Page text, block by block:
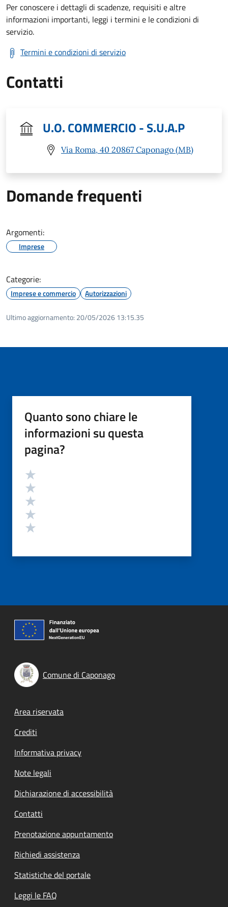
Per conoscere i dettagli di scadenze, requisiti e altre
informazioni importanti, leggi i termini e le condizioni di
servizio.
Termini e condizioni di servizio
Contatti
U.O. COMMERCIO - S.U.A.P
Via Roma, 40 20867 Caponago (MB)
Domande frequenti
Argomenti:
Imprese
Categorie:
Imprese e commercio Autorizzazioni
Ultimo aggiornamento: 20/05/2026 13:15.35
Quanto sono chiare le
informazioni su questa
pagina?
Valutazione
Comune di Caponago
Footer menu
Area riservata
Crediti
Informativa privacy
Note legali
Dichiarazione di accessibilità
Contatti
Prenotazione appuntamento
Richiedi assistenza
Statistiche del portale
Leggi le FAQ